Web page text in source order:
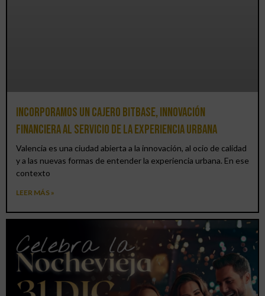
Incorporamos un cajero BitBase, innovación
financiera al servicio de la experiencia urbana
Valencia es una ciudad abierta a la innovación, al ocio de calidad
y a las nuevas formas de entender la experiencia urbana. En ese
contexto
LEER MÁS »